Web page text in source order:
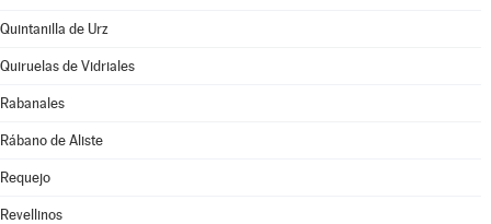
Quintanilla de Urz
Quiruelas de Vidriales
Rabanales
Rábano de Aliste
Requejo
Revellinos